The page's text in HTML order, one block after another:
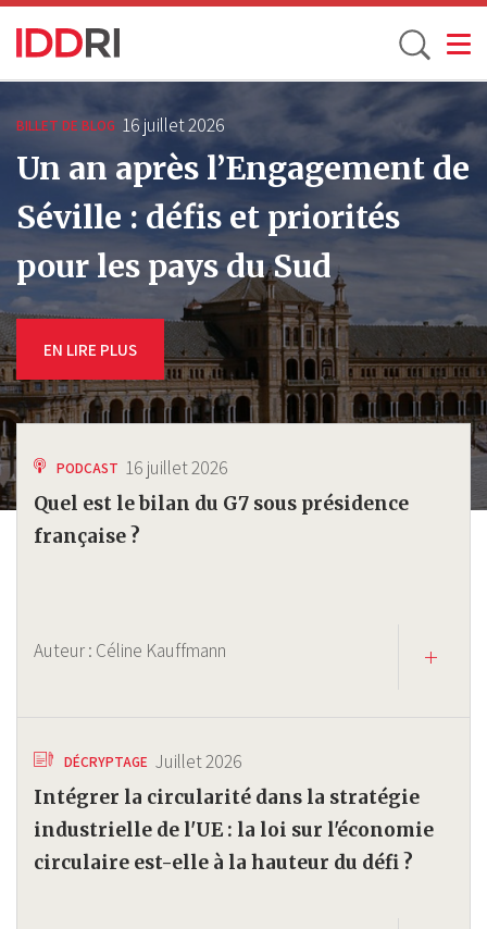
au
contenu
principal
Toggle
BILLET DE BLOG 16 juillet 2026
Un an après l’Engagement de
Séville : défis et priorités
pour les pays du Sud
EN LIRE PLUS
PODCAST 16 juillet 2026
Quel est le bilan du G7 sous présidence
française ?
Auteur : Céline Kauffmann
DÉCRYPTAGE Juillet 2026
Intégrer la circularité dans la stratégie
industrielle de l'UE : la loi sur l'économie
circulaire est-elle à la hauteur du défi ?